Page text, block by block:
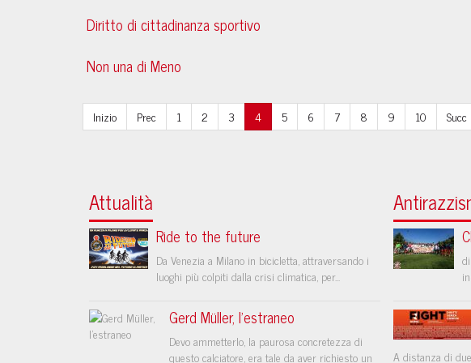
Diritto di cittadinanza sportivo
Non una di Meno
Inizio Prec 1 2 3 4 5 6 7 8 9 10 Succ
Attualità
Ride to the future
Da Venezia a Milano in bicicletta, attraversando i
luoghi più colpiti dalla crisi climatica, per...
Gerd Müller, l’estraneo
Devo ammetterlo, la paurosa concretezza di
questo calciatore, era tale da aver richiesto un
A distanza di